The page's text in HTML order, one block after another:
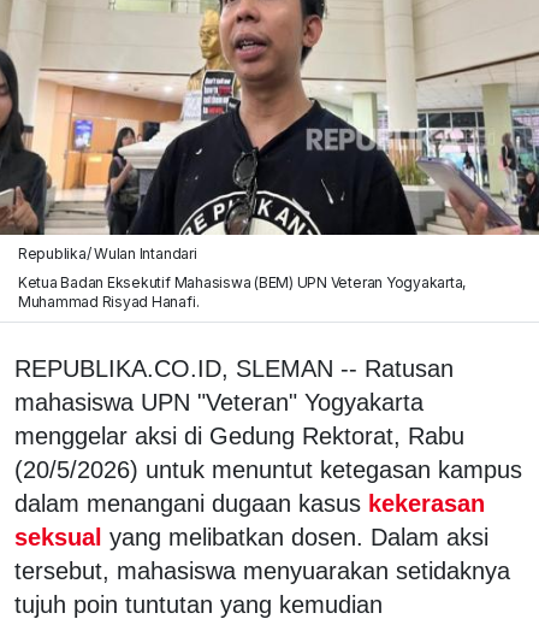
Republika/ Wulan Intandari
Ketua Badan Eksekutif Mahasiswa (BEM) UPN Veteran Yogyakarta,
Muhammad Risyad Hanafi.
REPUBLIKA.CO.ID, SLEMAN -- Ratusan
mahasiswa UPN "Veteran" Yogyakarta
menggelar aksi di Gedung Rektorat, Rabu
(20/5/2026) untuk menuntut ketegasan kampus
dalam menangani dugaan kasus kekerasan
seksual yang melibatkan dosen. Dalam aksi
tersebut, mahasiswa menyuarakan setidaknya
tujuh poin tuntutan yang kemudian